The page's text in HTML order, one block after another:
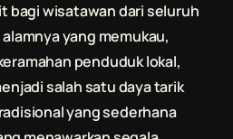
bagi wisatawan dari seluruh
yang memukau,
penduduk lokal,
salah satu daya tarik
yang sederhana